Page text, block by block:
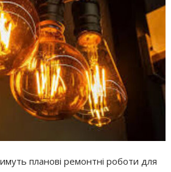
планові ремонтні роботи для